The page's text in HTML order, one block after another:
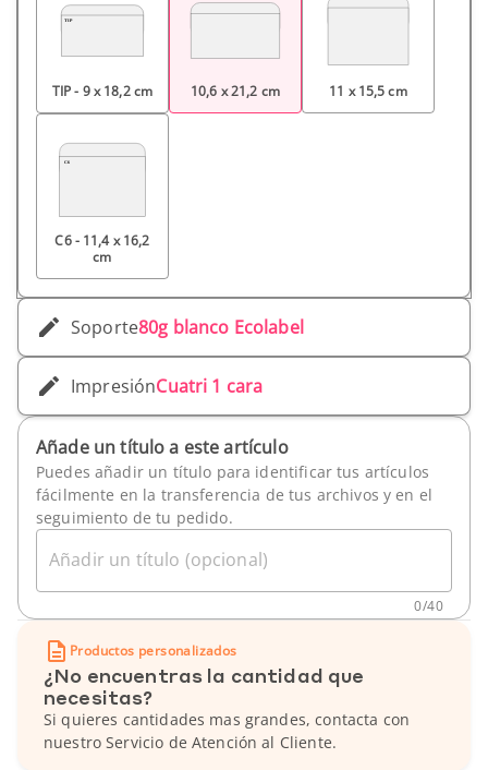
TIP - 9 x 18,2 cm 10,6 x 21,2 cm 11 x 15,5 cm
C6 - 11,4 x 16,2
cm
Soporte80g blanco Ecolabel
ImpresiónCuatri 1 cara
Añade un título a este artículo
Puedes añadir un título para identificar tus artículos
fácilmente en la transferencia de tus archivos y en el
seguimiento de tu pedido.
Añadir un título (opcional)
0/40
Productos personalizados
¿No encuentras la cantidad que
necesitas?
Si quieres cantidades mas grandes, contacta con
nuestro Servicio de Atención al Cliente.